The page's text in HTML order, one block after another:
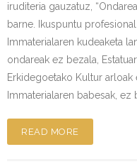
iruditeria gauzatuz,
barne. Ikuspuntu
Immaterialaren kudeaketa
ondareak ez bezala,
Erkidegoetako Kultur
Immaterialaren babesak,
READ MORE